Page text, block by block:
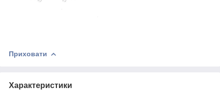
Приховати
Характеристики